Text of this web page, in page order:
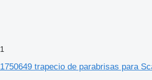
1
1750649 trapecio de parabrisas para